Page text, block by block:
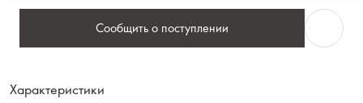
Сообщить о поступлении
Характеристики